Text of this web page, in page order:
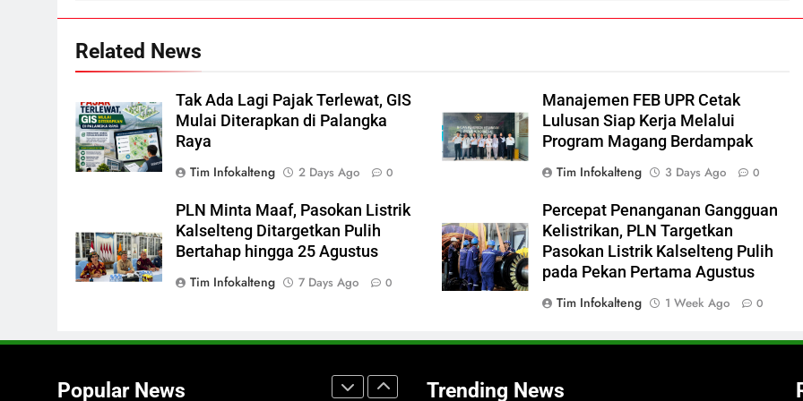
Related News
Tak Ada Lagi Pajak Terlewat, GIS
Mulai Diterapkan di Palangka
Raya
Tim Infokalteng
2 Days Ago 0
Manajemen FEB UPR Cetak
Lulusan Siap Kerja Melalui
Program Magang Berdampak
Tim Infokalteng
3 Days Ago 0
PLN Minta Maaf, Pasokan Listrik
Kalselteng Ditargetkan Pulih
Bertahap hingga 25 Agustus
Tim Infokalteng
7 Days Ago 0
Percepat Penanganan Gangguan
Kelistrikan, PLN Targetkan
Pasokan Listrik Kalselteng Pulih
pada Pekan Pertama Agustus
Tim Infokalteng
1 Week Ago 0
Popular News
Dibakar Penghuninya
Mantan Wakil Wali Kota
Keluhkan Badut Jalanan, Sebut
Mulai Meresahkan Pengendara
REGION VIRAL
8
Suara Bising Berujung
Penindakan, Polsek Rakumpit
Brong
HUKUM DAN KRIMINAL
1
Judul: Pemprov Kalteng
Didorong Bantu Proses
2
Segera Tuntaskan Pemadaman
Trending News